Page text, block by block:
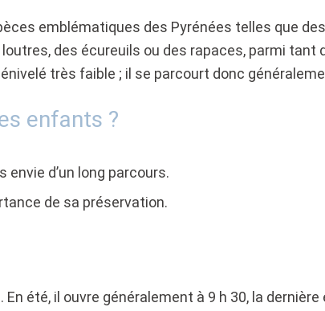
emblématiques des Pyrénées telles que
des écureuils ou des rapaces, parmi tant
très faible ; il se parcourt donc
enfants ?
envie d’un long parcours.
de sa préservation.
été, il ouvre généralement à 9 h 30, la